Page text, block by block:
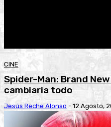
CINE
Spider-Man: Brand
cambiaria todo
Jesús Reche Alonso - 12 Agosto,